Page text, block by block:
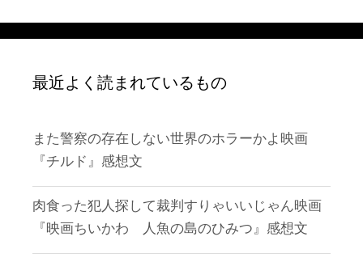
最近よく読まれているもの
また警察の存在しない世界のホラーかよ映画
『チルド』感想文
肉食った犯人探して裁判すりゃいいじゃん映画
『映画ちいかわ 人魚の島のひみつ』感想文